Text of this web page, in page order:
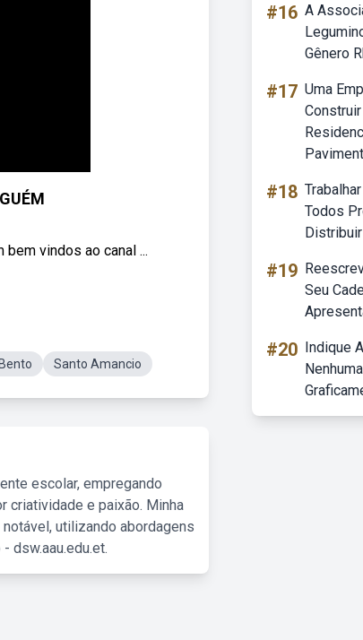
bem vindos ao canal ...
Santo Amancio
escolar, empregando
criatividade e paixão. Minha
utilizando abordagens
dsw.aau.edu.et.
#16 A
Gênero
#17 Uma
#18
Todos
#19
Seu
#20 Indique